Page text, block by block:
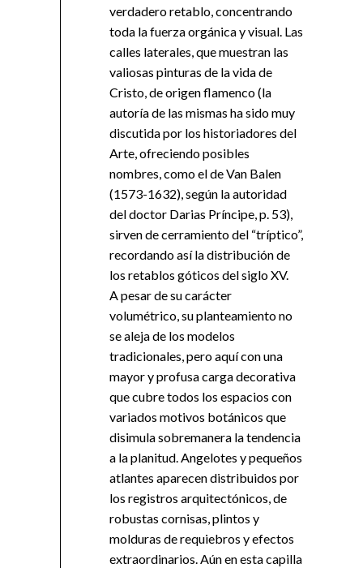
verdadero retablo, concentrando
toda la fuerza orgánica y visual. Las
calles laterales, que muestran las
valiosas pinturas de la vida de
Cristo, de origen flamenco (la
autoría de las mismas ha sido muy
discutida por los historiadores del
Arte, ofreciendo posibles
nombres, como el de Van Balen
(1573-1632), según la autoridad
del doctor Darias Príncipe, p. 53),
sirven de cerramiento del “tríptico”,
recordando así la distribución de
los retablos góticos del siglo XV.
A pesar de su carácter
volumétrico, su planteamiento no
se aleja de los modelos
tradicionales, pero aquí con una
mayor y profusa carga decorativa
que cubre todos los espacios con
variados motivos botánicos que
disimula sobremanera la tendencia
a la planitud. Angelotes y pequeños
atlantes aparecen distribuidos por
los registros arquitectónicos, de
robustas cornisas, plintos y
molduras de requiebros y efectos
extraordinarios. Aún en esta capilla